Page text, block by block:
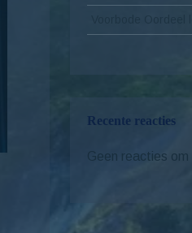
Recente reacties
Geen reacties om